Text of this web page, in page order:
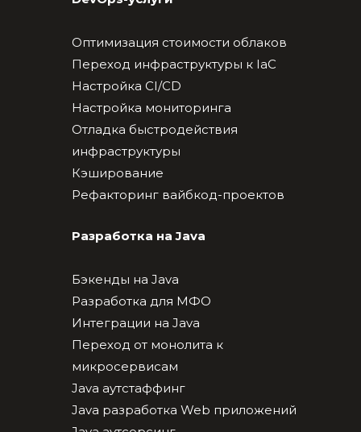
Оптимизация стоимости облаков
Переход инфраструктуры к IaC
Настройка CI/CD
Настройка мониторинга
Отладка быстродействия
инфраструктуры
Кэширование
Рефакторинг вайбкод-проектов
Разработка на Java
Бэкенды на Java
Разработка для МФО
Интеграции на Java
Переход от монолита к
микросервисам
Java аутстаффинг
Java разработка Web приложений